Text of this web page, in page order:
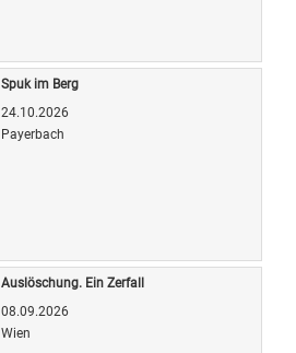
Spuk im Berg
24.10.2026
Payerbach
Auslöschung. Ein Zerfall
08.09.2026
Wien